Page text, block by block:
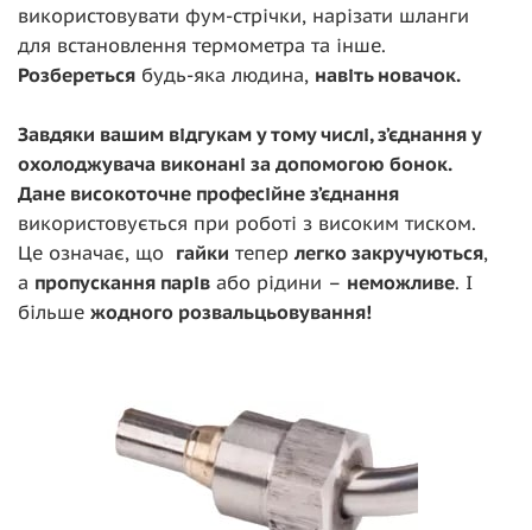
використовувати фум-стрічки, нарізати шланги
для встановлення термометра та інше.
Розбереться будь-яка людина, навіть новачок.
Завдяки вашим відгукам у тому числі, з’єднання у
охолоджувача виконані за допомогою бонок.
Дане високоточне професійне з’єднання
використовується при роботі з високим тиском.
Це означає, що гайки тепер легко закручуються,
а пропускання парів або рідини – неможливе. І
більше жодного розвальцьовування!